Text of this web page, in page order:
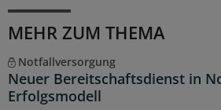
MEHR ZUM THEMA
Notfallversorgung
Neuer Bereitschaftsdienst in
Erfolgsmodell